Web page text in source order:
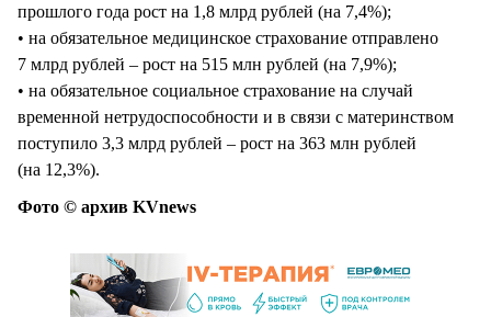
прошлого года рост на 1,8 млрд рублей (на 7,4%);
• на обязательное медицинское страхование отправлено
7 млрд рублей – рост на 515 млн рублей (на 7,9%);
• на обязательное социальное страхование на случай
временной нетрудоспособности и в связи с материнством
поступило 3,3 млрд рублей – рост на 363 млн рублей
(на 12,3%).
Фото © архив KVnews